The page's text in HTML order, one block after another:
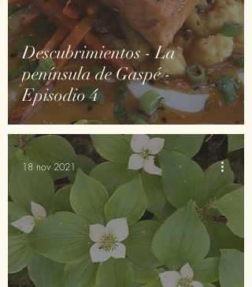
Vietnam
Descubrimientos - La
península de Gaspé -
Episodio 4
18 nov 2021